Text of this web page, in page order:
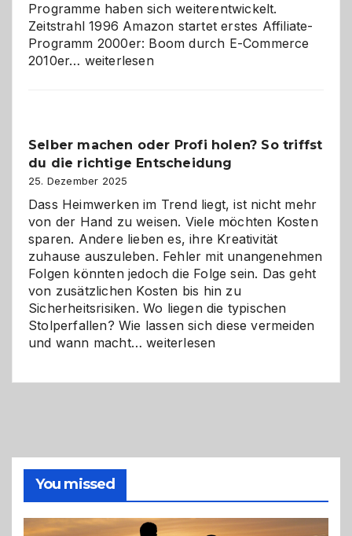
Programme haben sich weiterentwickelt.
Zeitstrahl 1996 Amazon startet erstes Affiliate-
Programm 2000er: Boom durch E-Commerce
2010er… Affiliate-
Herausforderungen
und
Zukunft
weiterlesen
Selber machen oder Profi holen? So triffst
du die richtige Entscheidung
25. Dezember 2025
Dass Heimwerken im Trend liegt, ist nicht mehr
von der Hand zu weisen. Viele möchten Kosten
sparen. Andere lieben es, ihre Kreativität
zuhause auszuleben. Fehler mit unangenehmen
Folgen könnten jedoch die Folge sein. Das geht
von zusätzlichen Kosten bis hin zu
Sicherheitsrisiken. Wo liegen die typischen
Stolperfallen? Wie lassen sich diese vermeiden
und wann macht…Selber
richtige
Entscheidung
weiterlesen
You missed